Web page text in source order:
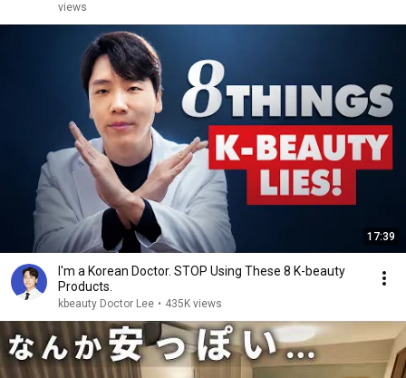
views
17:39
I'm a Korean Doctor. STOP Using These 8 K-beauty
Products.
kbeauty Doctor Lee • 435K views